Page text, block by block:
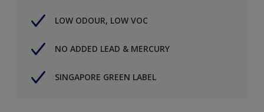
LOW ODOUR, LOW VOC
NO ADDED LEAD & MERCURY
SINGAPORE GREEN LABEL